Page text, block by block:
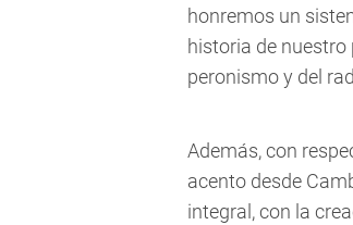
honremos un
historia de nuestro
peronismo y del
Además, con
acento desde
integral, con la